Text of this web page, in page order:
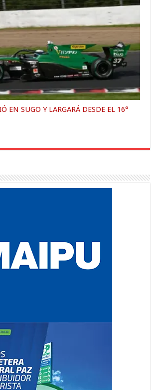
EN SUGO Y LARGARÁ DESDE EL 16°